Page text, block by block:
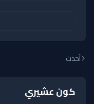
أحدث
كون عشيري